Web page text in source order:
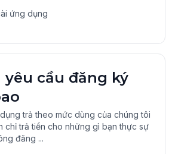
ứng dụng
yêu cầu đăng ký
trả theo mức dùng của chúng tôi
chỉ trả tiền cho những gì bạn thực sự
đăng ...